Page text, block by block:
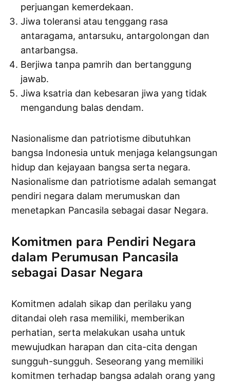
perjuangan kemerdekaan.
Jiwa toleransi atau tenggang rasa
antaragama, antarsuku, antargolongan dan
antarbangsa.
Berjiwa tanpa pamrih dan bertanggung
jawab.
Jiwa ksatria dan kebesaran jiwa yang tidak
mengandung balas dendam.
Nasionalisme dan patriotisme dibutuhkan
bangsa Indonesia untuk menjaga kelangsungan
hidup dan kejayaan bangsa serta negara.
Nasionalisme dan patriotisme adalah semangat
pendiri negara dalam merumuskan dan
menetapkan Pancasila sebagai dasar Negara.
Komitmen para Pendiri Negara
dalam Perumusan Pancasila
sebagai Dasar Negara
Komitmen adalah sikap dan perilaku yang
ditandai oleh rasa memiliki, memberikan
perhatian, serta melakukan usaha untuk
mewujudkan harapan dan cita-cita dengan
sungguh-sungguh. Seseorang yang memiliki
komitmen terhadap bangsa adalah orang yang